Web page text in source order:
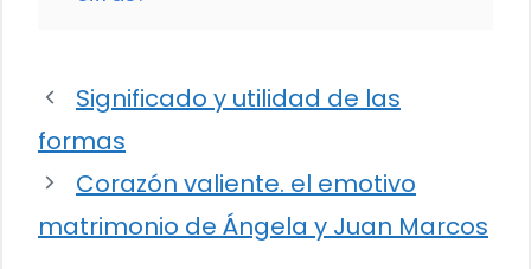
Significado y utilidad de las
formas
Corazón valiente. el emotivo
matrimonio de Ángela y Juan Marcos